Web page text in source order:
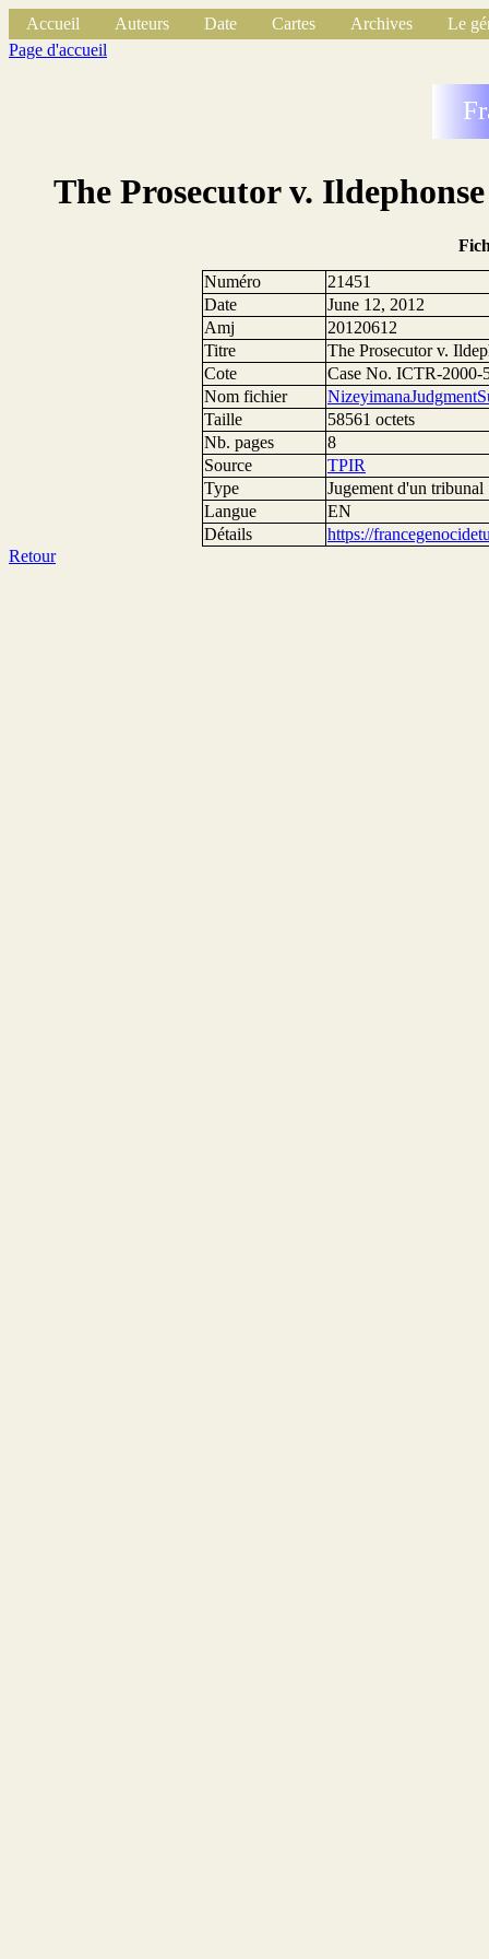
Accueil Auteurs Date Cartes Archives
Le
Page d'accueil
The Prosecutor v.
Numéro
21451
Date
June 12, 2012
Amj
20120612
Titre
The Prosecutor v.
Cote
Case No. ICTR-2000-
Nom fichier
Taille
58561 octets
Nb. pages
8
Source
TPIR
Type
Jugement d'un tribunal
Langue
EN
Détails
https://
Retour